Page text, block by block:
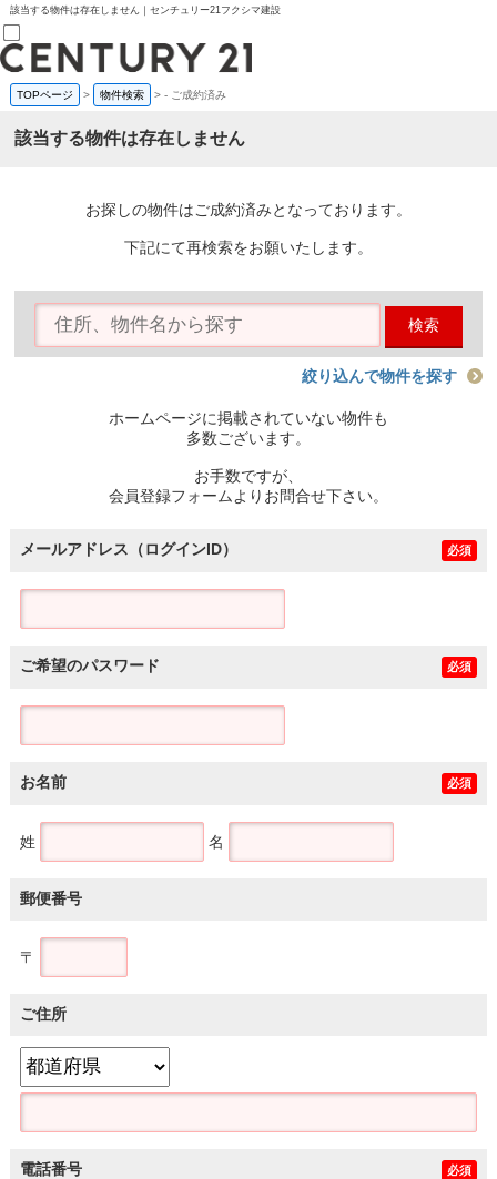
該当する物件は存在しません｜センチュリー21フクシマ建設
売買部
0120-800-844
賃貸部
会員メニュー
物件を探す
購入TOP
条件から探す
住宅ローン控除シミュレータ
TOPページ > 物件検索 >- ご成約済み
該当する物件は存在しません
お探しの物件はご成約済みとなっております。
下記にて再検索をお願いたします。
検索
絞り込んで物件を探す
ホームページに掲載されていない物件も
多数ございます。
お手数ですが、
会員登録フォームよりお問合せ下さい。
メールアドレス（ログインID） 必須
ご希望のパスワード 必須
お名前 必須
姓 名
郵便番号
〒
ご住所
電話番号 必須